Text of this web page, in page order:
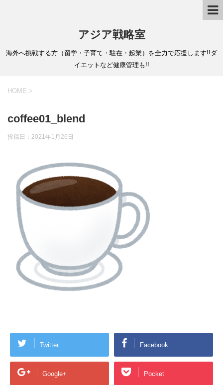
アジア戦略室
海外へ挑戦する方（留学・子育て・駐在・起業）を全力で応援します!!ダ
イエットなど健康管理も!!
HOME >
coffee01_blend
投稿日： 2021年1月26日
Twitter Facebook
Google+ Pocket